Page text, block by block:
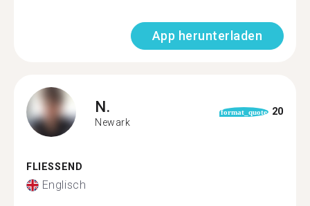
App herunterladen
N.
Newark
format_quote 20
FLIESSEND
Englisch